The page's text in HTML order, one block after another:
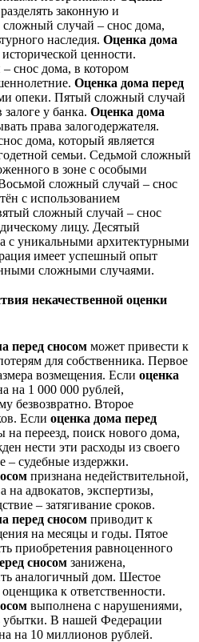
законную и
случай – снос дома,
наследия. Оценка дома
исторической ценности.
снос дома, в котором
Оценка дома перед
опеки. Пятый сложный случай
у банка. Оценка дома
права залогодержателя.
дома, который является
семьи. Седьмой сложный
в зоне с особыми
сложный случай – снос
с использованием
сложный случай – снос
лицу. Десятый
с уникальными архитектурными
имеет успешный опыт
сложными случаями.
некачественной оценки
перед сносом может привести к
для собственника. Первое
возмещения. Если оценка
на 1 000 000 рублей,
безвозвратно. Второе
Если оценка дома перед
на переезд, поиск нового дома,
нести эти расходы из своего
– судебные издержки.
признана недействительной,
на адвокатов, экспертизы,
– затягивание сроков.
перед сносом приводит к
на месяцы и годы. Пятое
приобретения равноценного
сносом занижена,
аналогичный дом. Шестое
к ответственности.
выполнена с нарушениями,
убытки. В нашей Федерации
на 10 миллионов рублей.